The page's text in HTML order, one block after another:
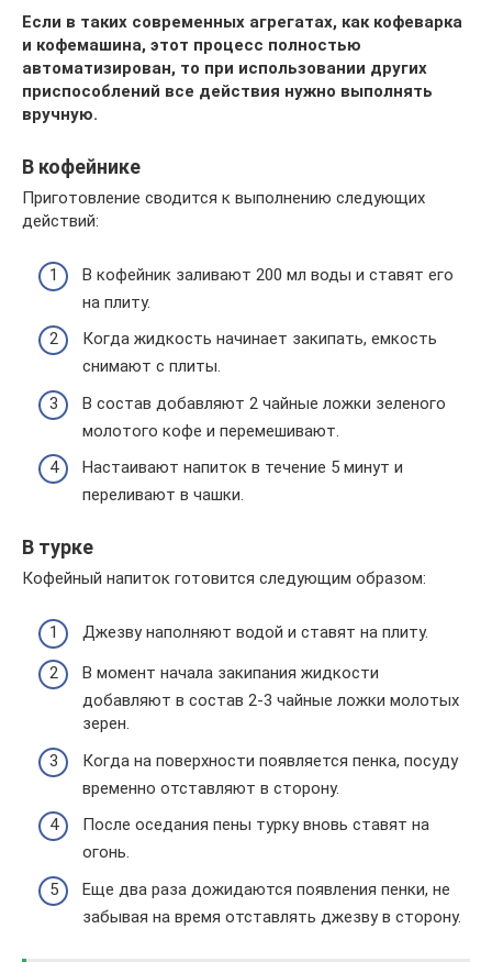
Если в таких современных агрегатах, как кофеварка
и кофемашина, этот процесс полностью
автоматизирован, то при использовании других
приспособлений все действия нужно выполнять
вручную.
В кофейнике
Приготовление сводится к выполнению следующих
действий:
В кофейник заливают 200 мл воды и ставят его
на плиту.
Когда жидкость начинает закипать, емкость
снимают с плиты.
В состав добавляют 2 чайные ложки зеленого
молотого кофе и перемешивают.
Настаивают напиток в течение 5 минут и
переливают в чашки.
В турке
Кофейный напиток готовится следующим образом:
Джезву наполняют водой и ставят на плиту.
В момент начала закипания жидкости
добавляют в состав 2-3 чайные ложки молотых
зерен.
Когда на поверхности появляется пенка, посуду
временно отставляют в сторону.
После оседания пены турку вновь ставят на
огонь.
Еще два раза дожидаются появления пенки, не
забывая на время отставлять джезву в сторону.